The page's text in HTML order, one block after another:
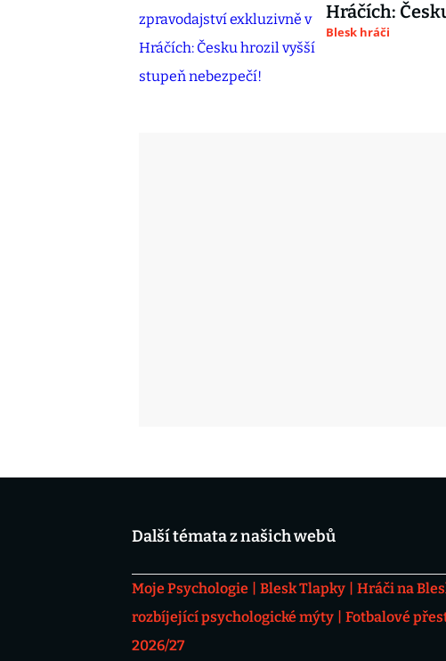
Hráčích:
Blesk hráči
Další témata z našich webů
Moje Psychologie Blesk Tlapky Hráči na
rozbíjející psychologické mýty
Fotbalové
2026/27